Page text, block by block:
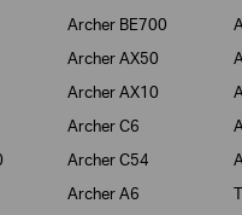
Archer BE700
Archer AX50
Archer AX10
Archer C6
Archer C54
Archer A6